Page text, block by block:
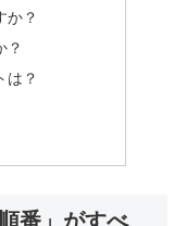
か？
？
は？
番」がすべ